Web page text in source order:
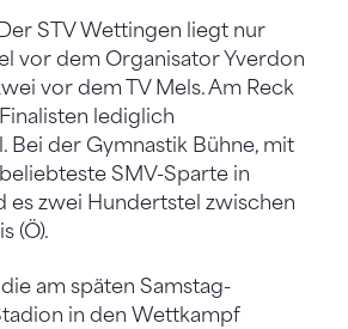
STV Wettingen liegt nur
vor dem Organisator Yverdon
vor dem TV Mels. Am Reck
lediglich
Bei der Gymnastik Bühne, mit
SMV-Sparte in
es zwei Hundertstel zwischen
(Ö).
am späten Samstag-
in den Wettkampf